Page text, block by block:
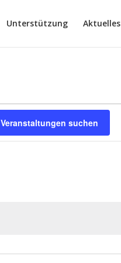
Unterstützung Aktuelles
Veranstaltungen suchen